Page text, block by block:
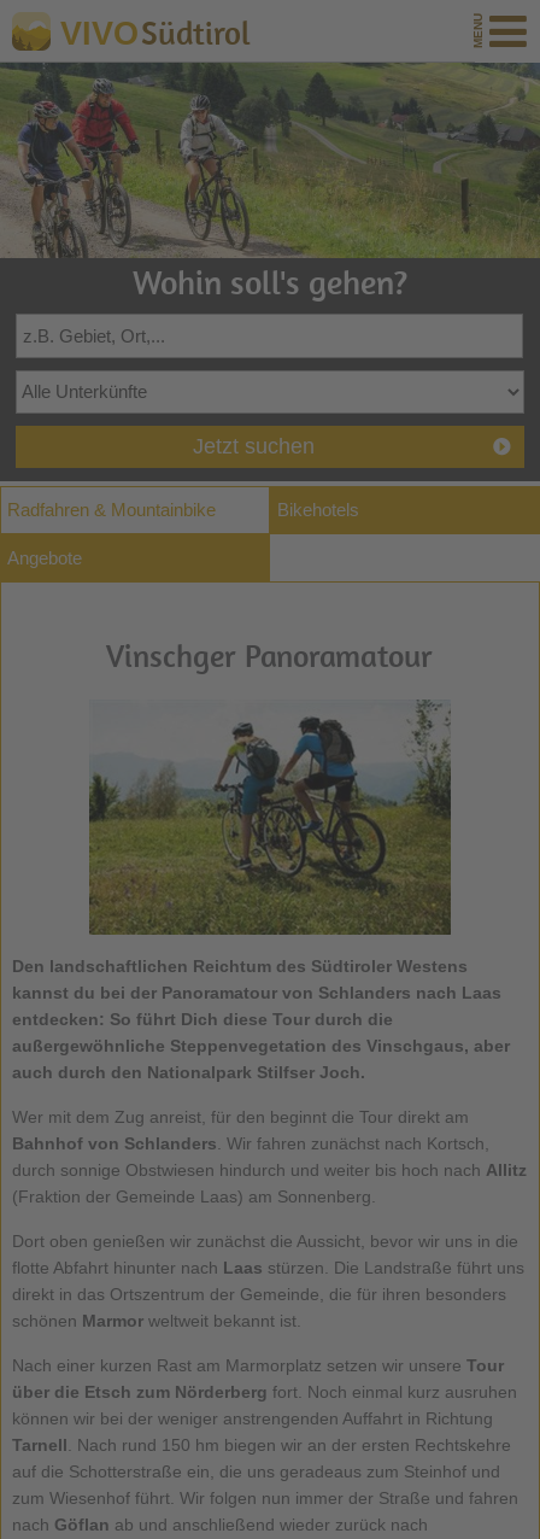
VIVOSüdtirol
Wohin soll's gehen?
Jetzt suchen
Radfahren & Mountainbike Bikehotels
Angebote
Vinschger Panoramatour
Den landschaftlichen Reichtum des Südtiroler Westens
kannst du bei der Panoramatour von Schlanders nach Laas
entdecken: So führt Dich diese Tour durch die
außergewöhnliche Steppenvegetation des Vinschgaus, aber
auch durch den Nationalpark Stilfser Joch.
Wer mit dem Zug anreist, für den beginnt die Tour direkt am
Bahnhof von Schlanders . Wir fahren zunächst nach Kortsch,
durch sonnige Obstwiesen hindurch und weiter bis hoch nach Allitz
(Fraktion der Gemeinde Laas) am Sonnenberg.
Dort oben genießen wir zunächst die Aussicht, bevor wir uns in die
flotte Abfahrt hinunter nach Laas stürzen. Die Landstraße führt uns
direkt in das Ortszentrum der Gemeinde, die für ihren besonders
schönen Marmorweltweit bekannt ist.
Nach einer kurzen Rast am Marmorplatz setzen wir unsere Tour
über die Etsch zum Nörderberg fort. Noch einmal kurz ausruhen
können wir bei der weniger anstrengenden Auffahrt in Richtung
Tarnell . Nach rund 150 hm biegen wir an der ersten Rechtskehre
auf die Schotterstraße ein, die uns geradeaus zum Steinhof und
zum Wiesenhof führt. Wir folgen nun immer der Straße und fahren
nach Göflan ab und anschließend wieder zurück nach